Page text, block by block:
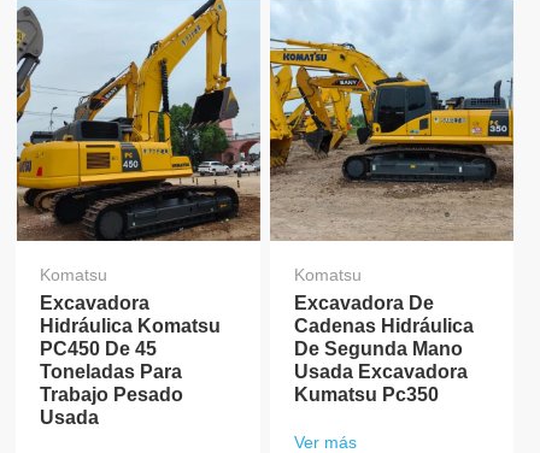
Komatsu
Excavadora
Hidráulica Komatsu
PC450 De 45
Toneladas Para
Trabajo Pesado
Usada
Komatsu
Excavadora De
Cadenas Hidráulica
De Segunda Mano
Usada Excavadora
Kumatsu Pc350
Ver más